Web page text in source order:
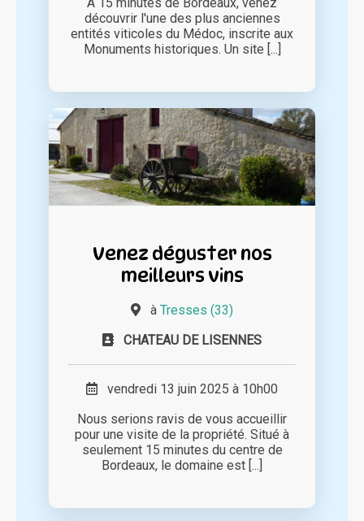
découvrir l'une des plus anciennes
entités viticoles du Médoc, inscrite aux
Monuments historiques. Un site [...]
Venez déguster nos
meilleurs vins
à Tresses (33)
CHATEAU DE LISENNES
vendredi 13 juin 2025 à 10h00
Nous serions ravis de vous accueillir
pour une visite de la propriété. Situé à
seulement 15 minutes du centre de
Bordeaux, le domaine est [...]